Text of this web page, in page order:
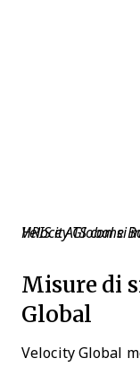
Velocity Global si integra con le
Misure di
Global
Velocity Global